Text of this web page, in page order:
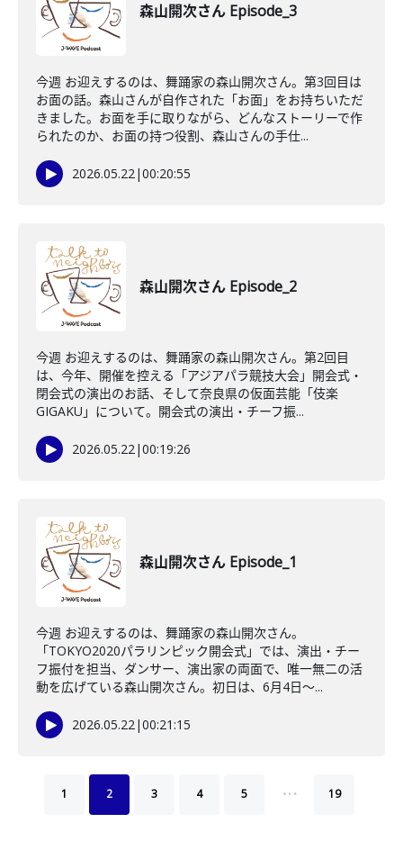
森山開次さん Episode_3
今週 お迎えするのは、舞踊家の森山開次さん。第3回目は
お面の話。森山さんが自作された「お面」をお持ちいただ
きました。お面を手に取りながら、どんなストーリーで作
られたのか、お面の持つ役割、森山さんの手仕...
2026.05.22|00:20:55
森山開次さん Episode_2
今週 お迎えするのは、舞踊家の森山開次さん。第2回目
は、今年、開催を控える「アジアパラ競技大会」開会式・
閉会式の演出のお話、そして奈良県の仮面芸能「伎楽
GIGAKU」について。開会式の演出・チーフ振...
2026.05.22|00:19:26
森山開次さん Episode_1
今週 お迎えするのは、舞踊家の森山開次さん。
「TOKYO2020パラリンピック開会式」では、演出・チー
フ振付を担当、ダンサー、演出家の両面で、唯一無二の活
動を広げている森山開次さん。初日は、6月4日～...
2026.05.22|00:21:15
1 2 3 4 5 … 19